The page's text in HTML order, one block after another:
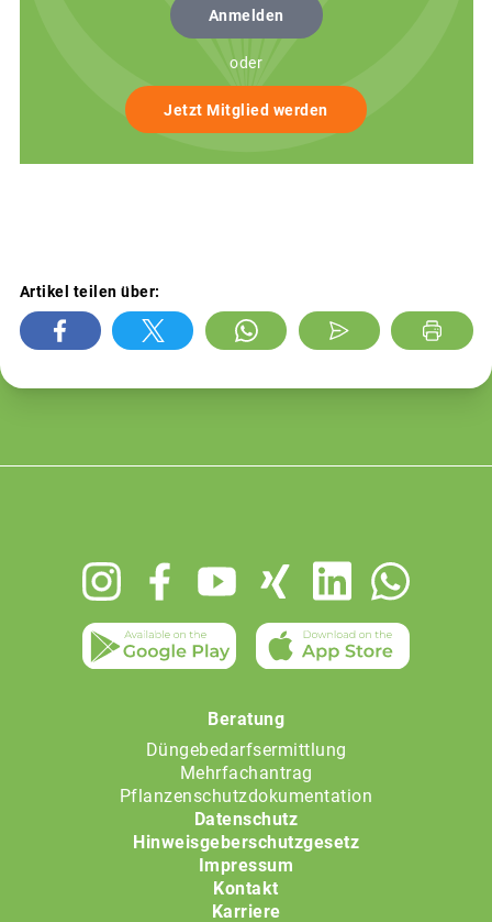
Anmelden
oder
Jetzt Mitglied werden
Artikel teilen über:
Beratung
Düngebedarfsermittlung
Mehrfachantrag
Pflanzenschutzdokumentation
Datenschutz
Hinweisgeberschutzgesetz
Impressum
Kontakt
Karriere